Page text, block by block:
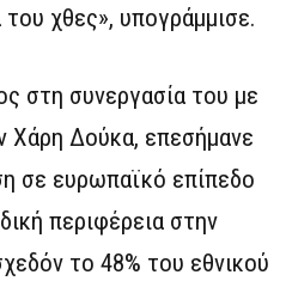
χθες», υπογράμμισε.
στη συνεργασία του με
Χάρη Δούκα, επεσήμανε
σε ευρωπαϊκό επίπεδο
περιφέρεια στην
το 48% του εθνικού